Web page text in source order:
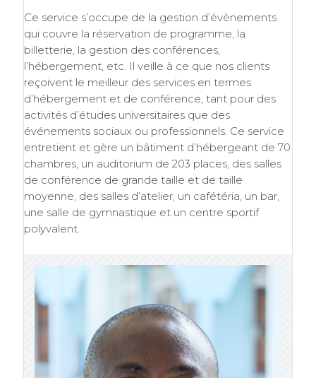
Ce service s’occupe de la gestion d’évènements
qui couvre la réservation de programme, la
billetterie, la gestion des conférences,
l’hébergement, etc. Il veille à ce que nos clients
reçoivent le meilleur des services en termes
d’hébergement et de conférence, tant pour des
activités d’études universitaires que des
événements sociaux ou professionnels. Ce service
entretient et gère un bâtiment d’hébergeant de 70
chambres, un auditorium de 203 places, des salles
de conférence de grande taille et de taille
moyenne, des salles d’atelier, un cafétéria, un bar,
une salle de gymnastique et un centre sportif
polyvalent.